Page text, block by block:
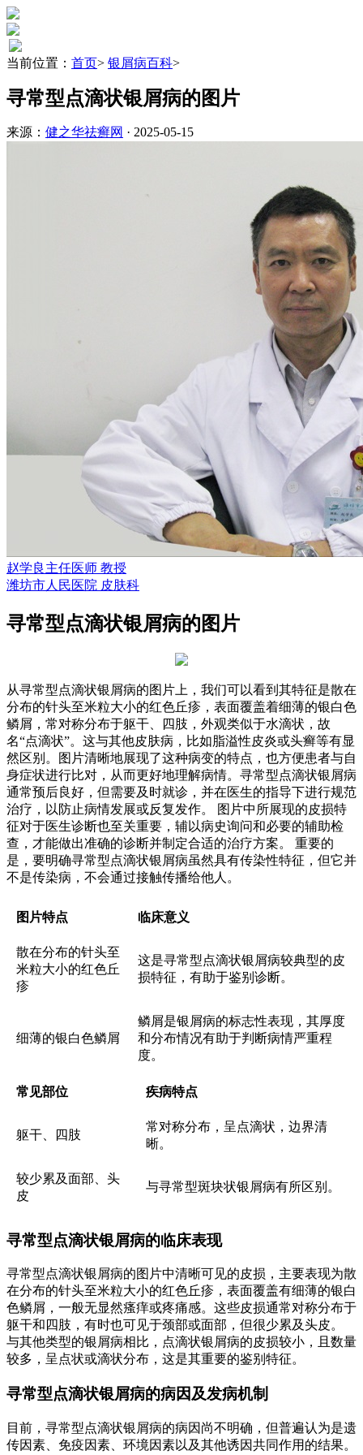
当前位置： 首页> 银屑病百科>
寻常型点滴状银屑病的图片
来源： 健之华祛癣网 · 2025-05-15
赵学良 主任医师 教授
潍坊市人民医院 皮肤科
寻常型点滴状银屑病的图片
从寻常型点滴状银屑病的图片上，我们可以看到其特征是散在
分布的针头至米粒大小的红色丘疹，表面覆盖着细薄的银白色
鳞屑，常对称分布于躯干、四肢，外观类似于水滴状，故
名“点滴状”。这与其他皮肤病，比如脂溢性皮炎或头癣等有显
然区别。图片清晰地展现了这种病变的特点，也方便患者与自
身症状进行比对，从而更好地理解病情。寻常型点滴状银屑病
通常预后良好，但需要及时就诊，并在医生的指导下进行规范
治疗，以防止病情发展或反复发作。 图片中所展现的皮损特
征对于医生诊断也至关重要，辅以病史询问和必要的辅助检
查，才能做出准确的诊断并制定合适的治疗方案。 重要的
是，要明确寻常型点滴状银屑病虽然具有传染性特征，但它并
不是传染病，不会通过接触传播给他人。
图片特点 临床意义
散在分布的针头至
米粒大小的红色丘
疹
这是寻常型点滴状银屑病较典型的皮
损特征，有助于鉴别诊断。
细薄的银白色鳞屑
鳞屑是银屑病的标志性表现，其厚度
和分布情况有助于判断病情严重程
度。
常见部位 疾病特点
躯干、四肢
常对称分布，呈点滴状，边界清
晰。
较少累及面部、头
皮
与寻常型斑块状银屑病有所区别。
寻常型点滴状银屑病的临床表现
寻常型点滴状银屑病的图片中清晰可见的皮损，主要表现为散
在分布的针头至米粒大小的红色丘疹，表面覆盖有细薄的银白
色鳞屑，一般无显然瘙痒或疼痛感。这些皮损通常对称分布于
躯干和四肢，有时也可见于颈部或面部，但很少累及头皮。
与其他类型的银屑病相比，点滴状银屑病的皮损较小，且数量
较多，呈点状或滴状分布，这是其重要的鉴别特征。
寻常型点滴状银屑病的病因及发病机制
目前，寻常型点滴状银屑病的病因尚不明确，但普遍认为是遗
传因素、免疫因素、环境因素以及其他诱因共同作用的结果。